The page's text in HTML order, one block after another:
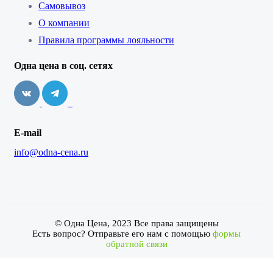
Самовывоз
О компании
Правила программы лояльности
Одна цена в соц. сетях
E-mail
info@odna-cena.ru
© Одна Цена, 2023 Все права защищены
Есть вопрос? Отправьте его нам с помощью формы
обратной связи